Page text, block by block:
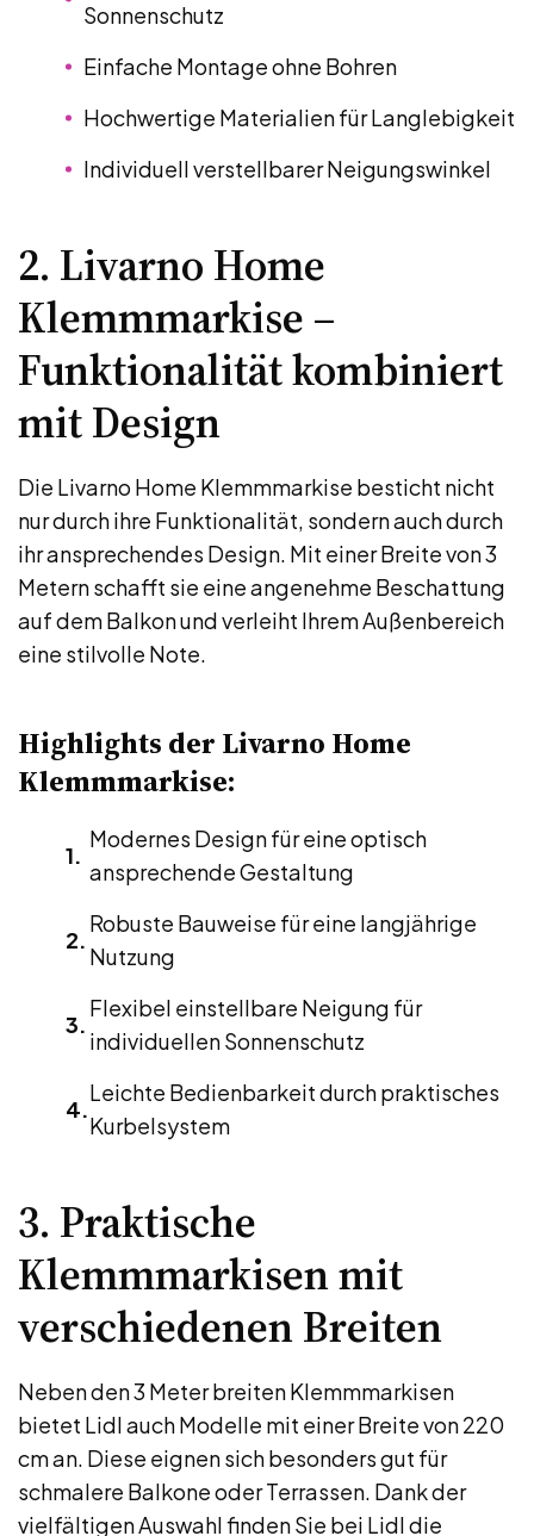
Sonnenschutz
Einfache Montage ohne Bohren
Hochwertige Materialien für Langlebigkeit
Individuell verstellbarer Neigungswinkel
2. Livarno Home
Klemmmarkise –
Funktionalität kombiniert
mit Design
Die Livarno Home Klemmmarkise besticht nicht
nur durch ihre Funktionalität, sondern auch durch
ihr ansprechendes Design. Mit einer Breite von 3
Metern schafft sie eine angenehme Beschattung
auf dem Balkon und verleiht Ihrem Außenbereich
eine stilvolle Note.
Highlights der Livarno Home
Klemmmarkise:
Modernes Design für eine optisch
ansprechende Gestaltung
Robuste Bauweise für eine langjährige
Nutzung
Flexibel einstellbare Neigung für
individuellen Sonnenschutz
Leichte Bedienbarkeit durch praktisches
Kurbelsystem
3. Praktische
Klemmmarkisen mit
verschiedenen Breiten
Neben den 3 Meter breiten Klemmmarkisen
bietet Lidl auch Modelle mit einer Breite von 220
cm an. Diese eignen sich besonders gut für
schmalere Balkone oder Terrassen. Dank der
vielfältigen Auswahl finden Sie bei Lidl die